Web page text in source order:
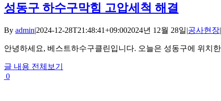
성동구 하수구막힘 고압세척 해결
By admin|2024-12-28T21:48:41+09:002024년 12월 28일|공사현장|
안녕하세요, 베스트하수구클린입니다. 오늘은 성동구에 위치
글 내용 전체보기
0